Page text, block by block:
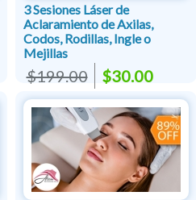
3 Sesiones Láser de
Aclaramiento de Axilas,
Codos, Rodillas, Ingle o
Mejillas
$199.00 $30.00